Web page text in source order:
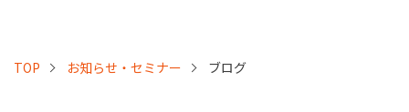
TOP お知らせ・セミナー ブログ